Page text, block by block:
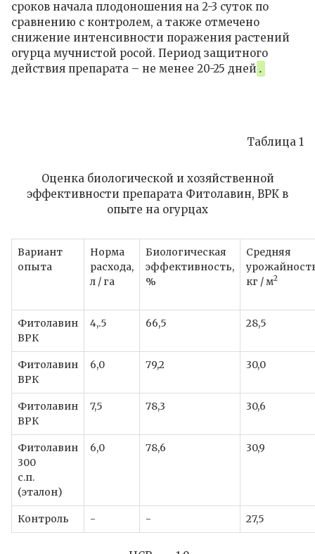
сроков начала плодоношения на 2-3 суток по
сравнению с контролем, а также отмечено
снижение интенсивности поражения растений
огурца мучнистой росой. Период защитного
действия препарата – не менее 20-25 дней .
Таблица 1
Оценка биологической и хозяйственной
эффективности препарата Фитолавин, ВРК в
опыте на огурцах
Вариант
опыта
Норма
расхода,
л / га
Биологическая
эффективность,
%
Средняя
кг / м2
Фитолавин
ВРК
4,.5 66,5 28,5
Фитолавин
ВРК
6,0 79,2 30,0
Фитолавин
ВРК
7,5 78,3 30,6
Фитолавин
300
с.п.
(эталон)
6,0 78,6 30,9
Контроль - - 27,5